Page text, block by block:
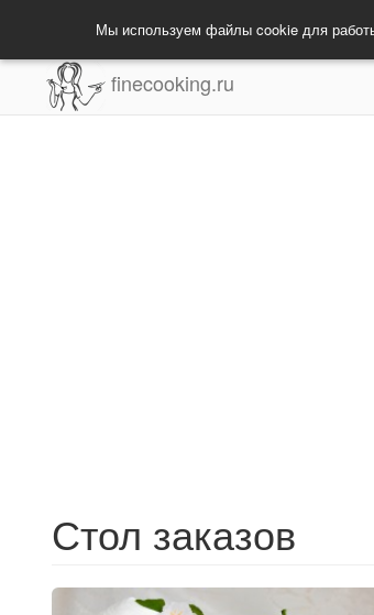
Мы используем файлы cookie для
finecooking.ru
Стол заказов